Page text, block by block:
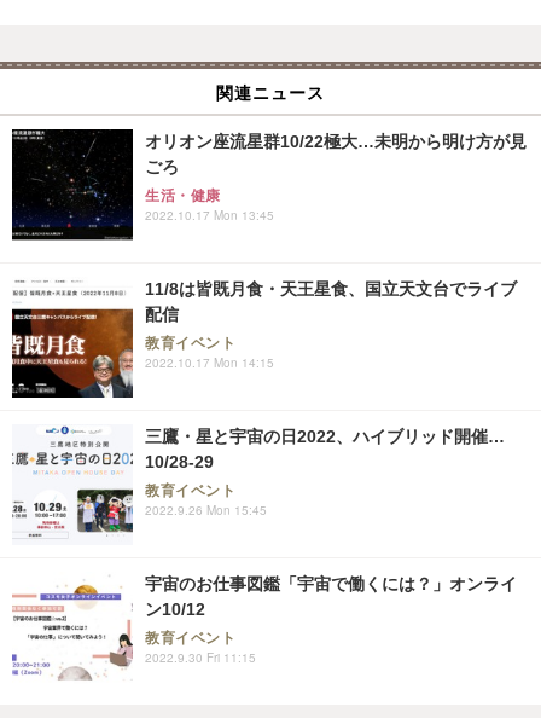
関連ニュース
オリオン座流星群10/22極大…未明から明け方が見
ごろ
生活・健康
2022.10.17 Mon 13:45
11/8は皆既月食・天王星食、国立天文台でライブ
配信
教育イベント
2022.10.17 Mon 14:15
三鷹・星と宇宙の日2022、ハイブリッド開催…
10/28-29
教育イベント
2022.9.26 Mon 15:45
宇宙のお仕事図鑑「宇宙で働くには？」オンライ
ン10/12
教育イベント
2022.9.30 Fri 11:15